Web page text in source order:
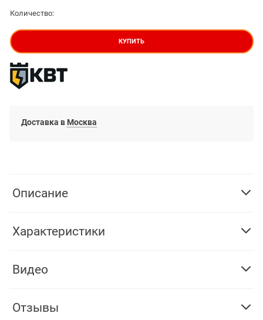
Количество:
КУПИТЬ
Доставка в Москва
Описание
Характеристики
Видео
Отзывы